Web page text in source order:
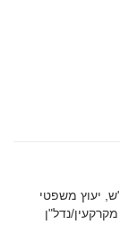
יעוץ משפטי
נדל"ן